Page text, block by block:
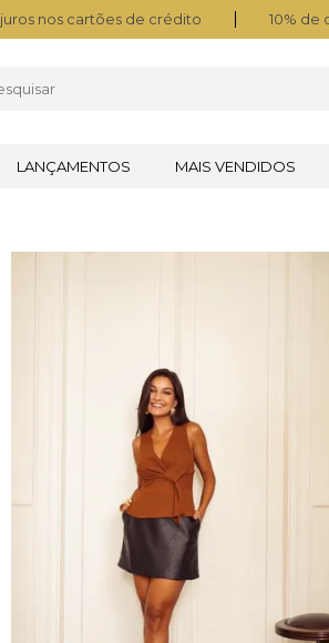
nos cartões de crédito 10% de
LANÇAMENTOS MAIS VENDIDOS